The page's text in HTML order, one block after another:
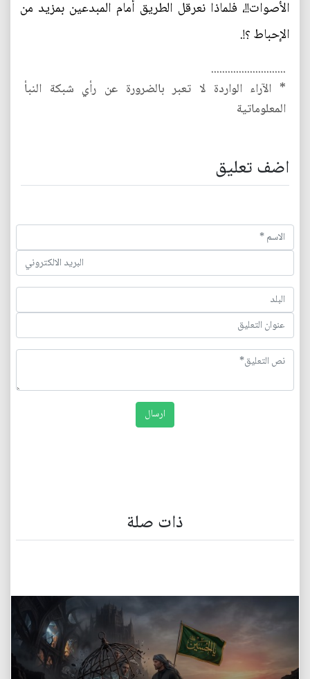
الأصوات!!، فلماذا نعرقل الطريق أمام المبدعين بمزيد من
الإحباط ؟!.
...........................
* الآراء الواردة لا تعبر بالضرورة عن رأي شبكة النبأ
المعلوماتية
اضف تعليق
ذات صلة